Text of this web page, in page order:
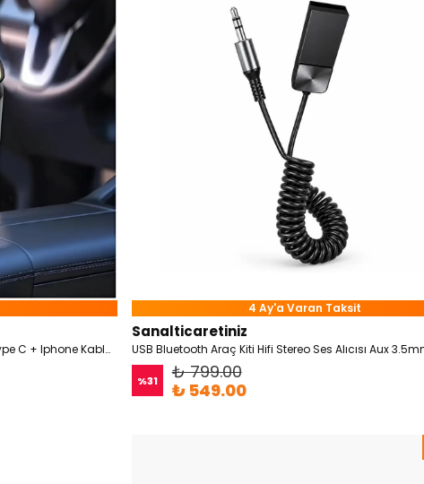
66W 4 in 1 RGB Işıklı Tavan Aydınlatmalı Type C + Iphone Kablolu Araç Hızlı Şarj Cihazı
4 Ay'a Varan Taksit
Sanalticaretiniz
USB Bluetooth Araç Kiti Hifi Stereo Ses Alıcısı Aux
%31
₺ 799.00
₺ 549.00